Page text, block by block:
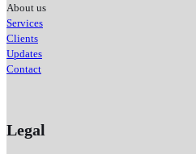
About us
Services
Clients
Updates
Contact
Legal